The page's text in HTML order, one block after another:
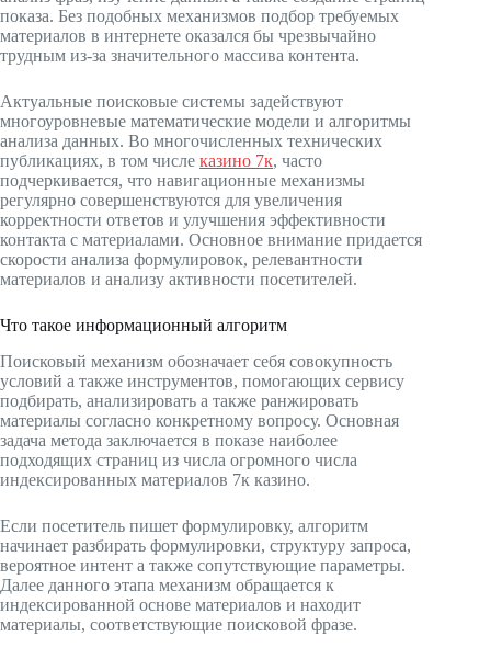
показа. Без подобных механизмов подбор требуемых
материалов в интернете оказался бы чрезвычайно
трудным из-за значительного массива контента.
Актуальные поисковые системы задействуют
многоуровневые математические модели и алгоритмы
анализа данных. Во многочисленных технических
публикациях, в том числе казино 7к, часто
подчеркивается, что навигационные механизмы
регулярно совершенствуются для увеличения
корректности ответов и улучшения эффективности
контакта с материалами. Основное внимание придается
скорости анализа формулировок, релевантности
материалов и анализу активности посетителей.
Что такое информационный алгоритм
Поисковый механизм обозначает себя совокупность
условий а также инструментов, помогающих сервису
подбирать, анализировать а также ранжировать
материалы согласно конкретному вопросу. Основная
задача метода заключается в показе наиболее
подходящих страниц из числа огромного числа
индексированных материалов 7к казино.
Если посетитель пишет формулировку, алгоритм
начинает разбирать формулировки, структуру запроса,
вероятное интент а также сопутствующие параметры.
Далее данного этапа механизм обращается к
индексированной основе материалов и находит
материалы, соответствующие поисковой фразе.